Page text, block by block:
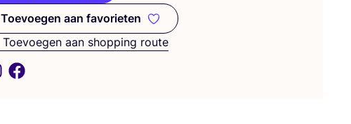
Toevoegen aan favorieten
Toevoegen aan favorieten
Toevoegen aan shopping route